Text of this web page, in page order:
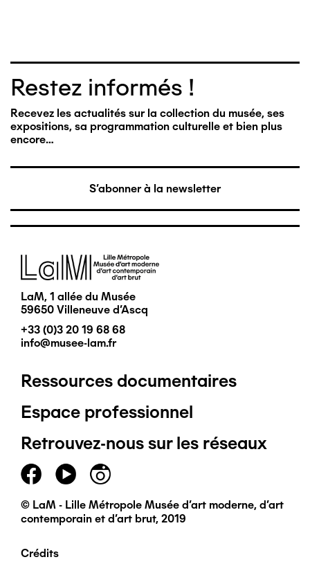
Restez informés !
Recevez les actualités sur la collection du musée, ses
expositions, sa programmation culturelle et bien plus
encore…
S'abonner à la newsletter
Image
LaM, 1 allée du Musée
59650 Villeneuve d'Ascq
+33 (0)3 20 19 68 68
info@musee-lam.fr
Pied
de
page
principal
Ressources documentaires
Espace professionnel
Retrouvez-nous sur les réseaux
© LaM - Lille Métropole Musée d'art moderne, d'art
contemporain et d'art brut, 2019
Crédits